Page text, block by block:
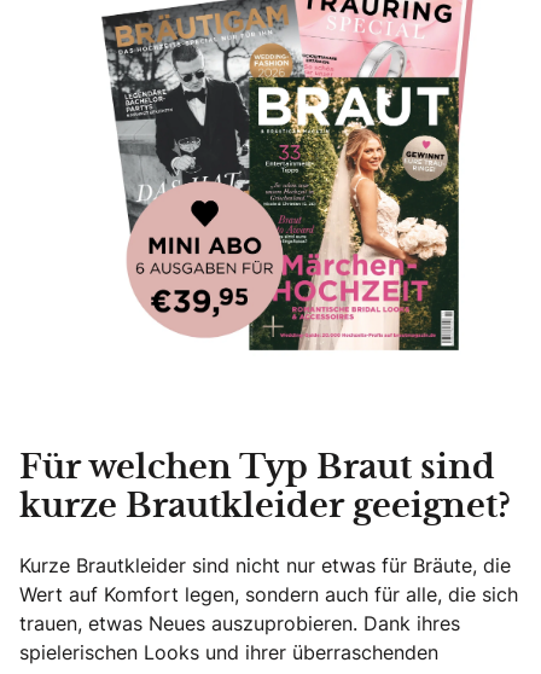
Für welchen Typ Braut sind
kurze Brautkleider geeignet?
Kurze Brautkleider sind nicht nur etwas für Bräute, die
Wert auf Komfort legen, sondern auch für alle, die sich
trauen, etwas Neues auszuprobieren. Dank ihres
spielerischen Looks und ihrer überraschenden